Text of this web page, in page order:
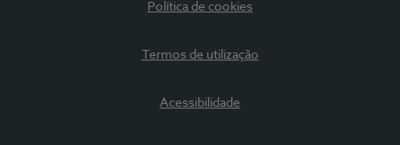
Política de cookies
Termos de utilização
Acessibilidade